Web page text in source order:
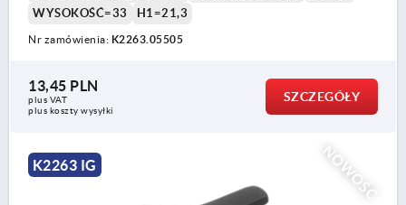
WYSOKOŚĆ=33
H1=21,3
Nr zamówienia: K2263.05505
13,45 PLN
plus VAT
plus koszty wysyłki
SZCZEGÓŁY
NOWOŚĆ
K2263 IG